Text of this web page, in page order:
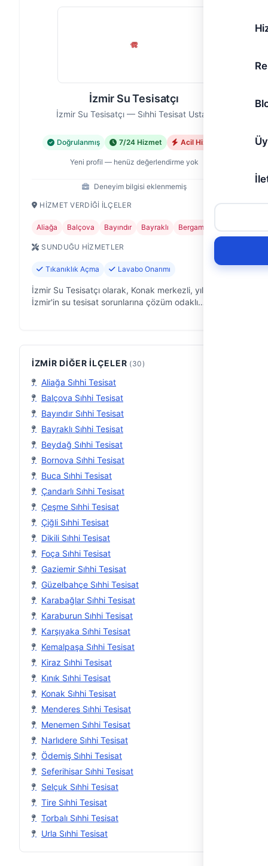
İzmir Su Tesisatçı
İzmir Su Tesisatçı — Sıhhi Tesisat Ustası
Doğrulanmış 7/24 Hizmet Acil Hizmet
Yeni profil — henüz değerlendirme yok
Deneyim bilgisi eklenmemiş
HIZMET VERDIĞI İLÇELER
Aliağa Balçova Bayındır Bayraklı Bergama
SUNDUĞU HIZMETLER
Tıkanıklık Açma Lavabo Onarımı
İzmir Su Tesisatçı olarak, Konak merkezli, yıllardır
İzmir'in su tesisat sorunlarına çözüm odaklı
İZMIR DIĞER İLÇELER (30)
Aliağa Sıhhi Tesisat
Balçova Sıhhi Tesisat
Bayındır Sıhhi Tesisat
Bayraklı Sıhhi Tesisat
Beydağ Sıhhi Tesisat
Bornova Sıhhi Tesisat
Buca Sıhhi Tesisat
Çandarlı Sıhhi Tesisat
Çeşme Sıhhi Tesisat
Çiğli Sıhhi Tesisat
Dikili Sıhhi Tesisat
Foça Sıhhi Tesisat
Gaziemir Sıhhi Tesisat
Güzelbahçe Sıhhi Tesisat
Karabağlar Sıhhi Tesisat
Karaburun Sıhhi Tesisat
Karşıyaka Sıhhi Tesisat
Kemalpaşa Sıhhi Tesisat
Kiraz Sıhhi Tesisat
Kınık Sıhhi Tesisat
Konak Sıhhi Tesisat
Menderes Sıhhi Tesisat
Menemen Sıhhi Tesisat
Narlıdere Sıhhi Tesisat
Ödemiş Sıhhi Tesisat
Seferihisar Sıhhi Tesisat
Selçuk Sıhhi Tesisat
Tire Sıhhi Tesisat
Torbalı Sıhhi Tesisat
Urla Sıhhi Tesisat